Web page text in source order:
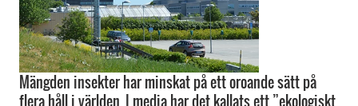
Mängden insekter har minskat på ett oroande sätt på
flera håll i världen. I media har det kallats ett ”ekologiskt